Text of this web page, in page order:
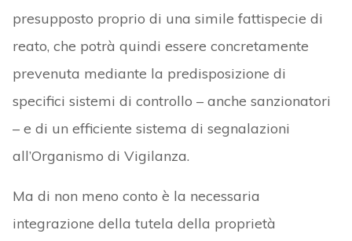
presupposto proprio di una simile fattispecie di
reato, che potrà quindi essere concretamente
prevenuta mediante la predisposizione di
specifici sistemi di controllo – anche sanzionatori
– e di un efficiente sistema di segnalazioni
all’Organismo di Vigilanza.
Ma di non meno conto è la necessaria
integrazione della tutela della proprietà